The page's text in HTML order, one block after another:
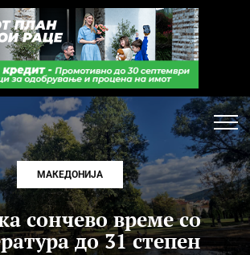
МАКЕДОНИЈА
сончево време со
до 31 степен